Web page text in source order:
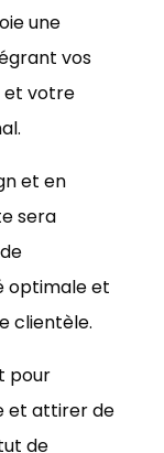
une
vos
et votre
et en
sera
optimale et
clientèle.
pour
et attirer de
de